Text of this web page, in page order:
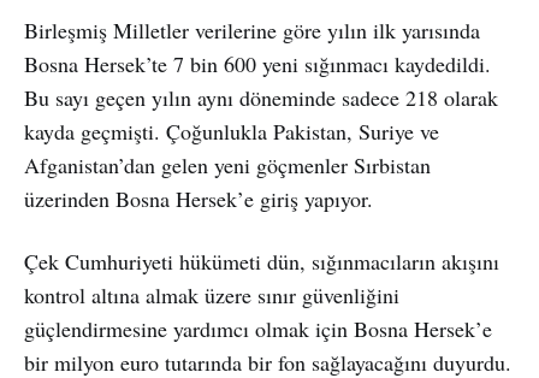
Birleşmiş Milletler verilerine göre yılın ilk yarısında
Bosna Hersek’te 7 bin 600 yeni sığınmacı kaydedildi.
Bu sayı geçen yılın aynı döneminde sadece 218 olarak
kayda geçmişti. Çoğunlukla Pakistan, Suriye ve
Afganistan’dan gelen yeni göçmenler Sırbistan
üzerinden Bosna Hersek’e giriş yapıyor.
Çek Cumhuriyeti hükümeti dün, sığınmacıların akışını
kontrol altına almak üzere sınır güvenliğini
güçlendirmesine yardımcı olmak için Bosna Hersek’e
bir milyon euro tutarında bir fon sağlayacağını duyurdu.